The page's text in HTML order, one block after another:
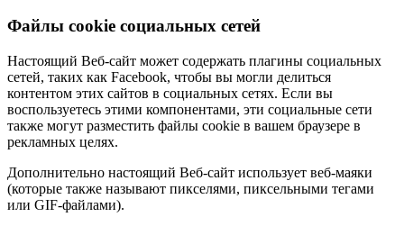
Файлы cookie социальных сетей
Настоящий Веб-сайт может содержать плагины социальных
сетей, таких как Facebook, чтобы вы могли делиться
контентом этих сайтов в социальных сетях. Если вы
воспользуетесь этими компонентами, эти социальные сети
также могут разместить файлы cookie в вашем браузере в
рекламных целях.
Дополнительно настоящий Веб-сайт использует веб-маяки
(которые также называют пикселями, пиксельными тегами
или GIF-файлами).